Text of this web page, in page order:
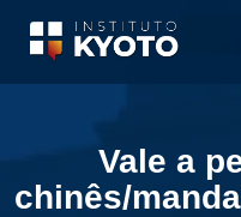
Vale a
chinês/